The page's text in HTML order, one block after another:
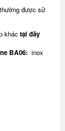
thường được sử
khác tại đây
BA06:inox